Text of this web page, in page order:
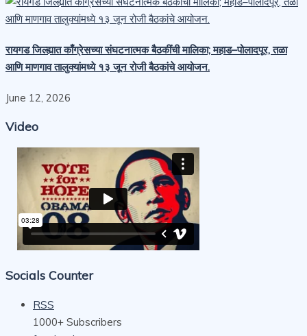
रायगड जिल्ह्यात काँग्रेसच्या संघटनात्मक बैठकींची मालिका; महाड–पोलादपूर, तळा
आणि माणगाव तालुक्यांमध्ये १३ जून रोजी बैठकांचे आयोजन.
June 12, 2026
Video
Socials Counter
RSS
1000+ Subscribers